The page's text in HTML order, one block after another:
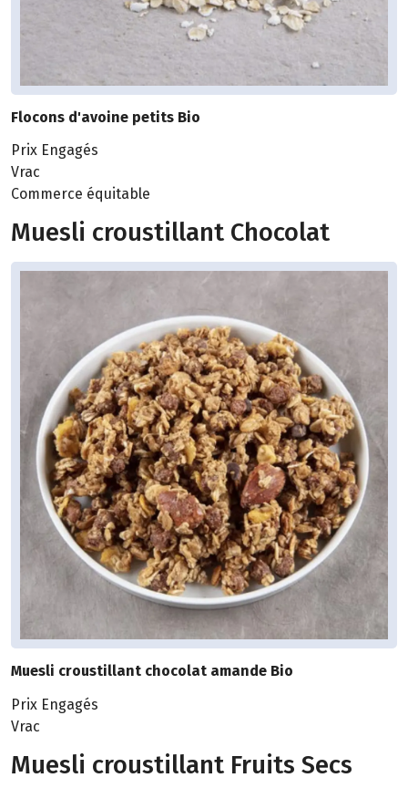
Flocons d'avoine petits Bio
Prix Engagés
Vrac
Commerce équitable
Muesli croustillant Chocolat
Muesli croustillant chocolat amande Bio
Prix Engagés
Vrac
Muesli croustillant Fruits Secs